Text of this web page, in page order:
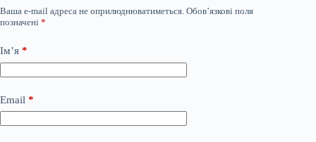
Ваша e-mail адреса не оприлюднюватиметься. Обов’язкові поля
позначені *
Ім’я *
Email *